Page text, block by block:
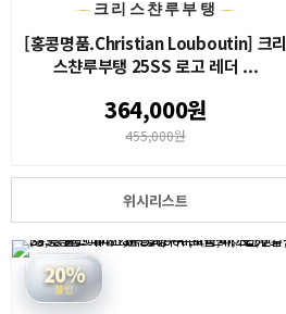
크리스챤루부탱
[홍콩명품.Christian Louboutin] 크리
스챤루부탱 25SS 로고 레더 ...
364,000원
455,000원
위시리스트
20%
할인